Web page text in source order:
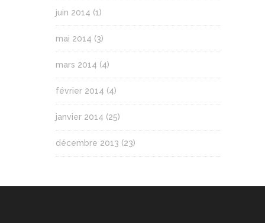
juin 2014 (1)
mai 2014 (3)
mars 2014 (4)
février 2014 (4)
janvier 2014 (25)
décembre 2013 (23)